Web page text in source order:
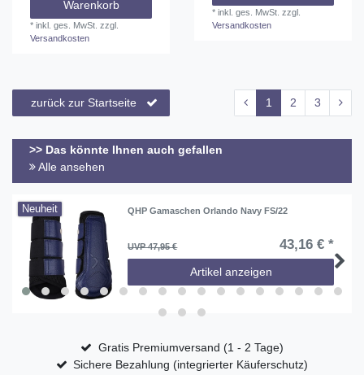
Warenkorb
*inkl. ges. MwSt. zzgl.
Versandkosten
*inkl. ges. MwSt. zzgl.
Versandkosten
zurück zur Startseite 1 2 3
>> Das könnte Ihnen auch gefallen
Alle ansehen
Neuheit QHP Gamaschen Orlando Navy FS/22
UVP 47,95 € 43,16 € *
Artikel anzeigen
Gratis Premiumversand (1 - 2 Tage)
Sichere Bezahlung (integrierter Käuferschutz)